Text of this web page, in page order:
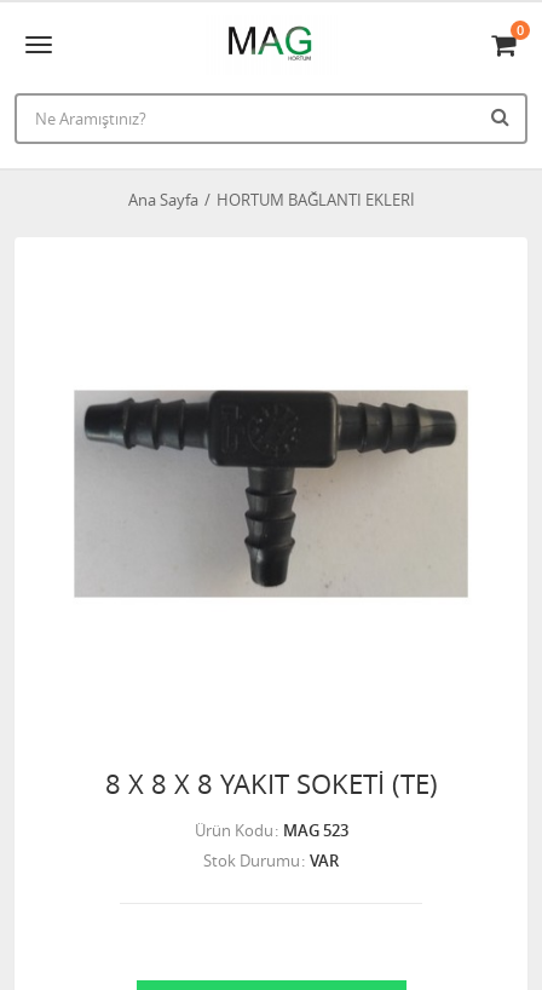
0
Ana Sayfa HORTUM BAĞLANTI EKLERİ
8 X 8 X 8 YAKIT SOKETİ (TE)
Ürün Kodu MAG 523
Stok Durumu VAR